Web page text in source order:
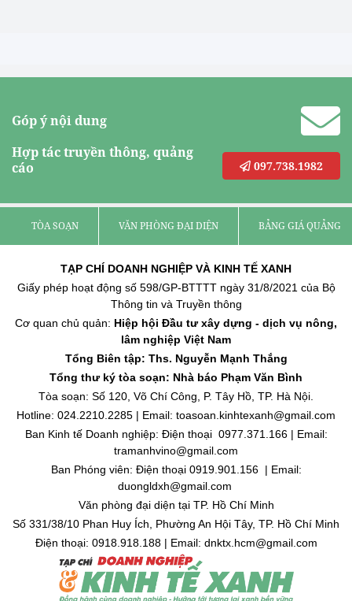
Góp ý nội dung
Hợp tác truyền thông, quảng
cáo
097.738.1982
TÒA SOẠN VĂN PHÒNG ĐẠI DIỆN BẢNG GIÁ QUẢNG
TẠP CHÍ DOANH NGHIỆP VÀ KINH TẾ XANH
Giấy phép hoạt động số 598/GP-BTTTT ngày 31/8/2021 của Bộ
Thông tin và Truyền thông
Cơ quan chủ quản: Hiệp hội Đầu tư xây dựng - dịch vụ nông,
lâm nghiệp Việt Nam
Tổng Biên tập: Ths. Nguyễn Mạnh Thắng
Tổng thư ký tòa soạn: Nhà báo Phạm Văn Bình
Tòa soạn: Số 120, Võ Chí Công, P. Tây Hồ, TP. Hà Nội.
Hotline: 024.2210.2285 | Email: toasoan.kinhtexanh@gmail.com
Ban Kinh tế Doanh nghiệp: Điện thoại 0977.371.166 | Email:
tramanhvino@gmail.com
Ban Phóng viên: Điện thoại 0919.901.156 | Email:
duongldxh@gmail.com
Văn phòng đại diện tại TP. Hồ Chí Minh
Số 331/38/10 Phan Huy Ích, Phường An Hội Tây, TP. Hồ Chí Minh
Điện thoại: 0918.918.188 | Email: dnktx.hcm@gmail.com